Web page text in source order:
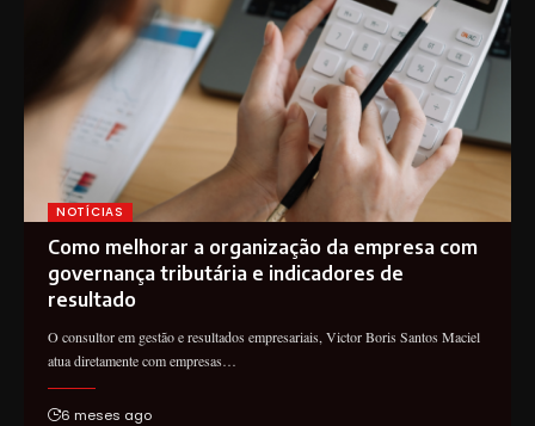
NOTÍCIAS
Como melhorar a organização da empresa com
governança tributária e indicadores de
resultado
O consultor em gestão e resultados empresariais, Victor Boris Santos Maciel
atua diretamente com empresas…
6 meses ago